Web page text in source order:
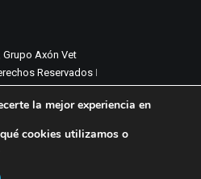
Axón Vet
Reservados ǀ
de cookies
la mejor experiencia en
cookies utilizamos o